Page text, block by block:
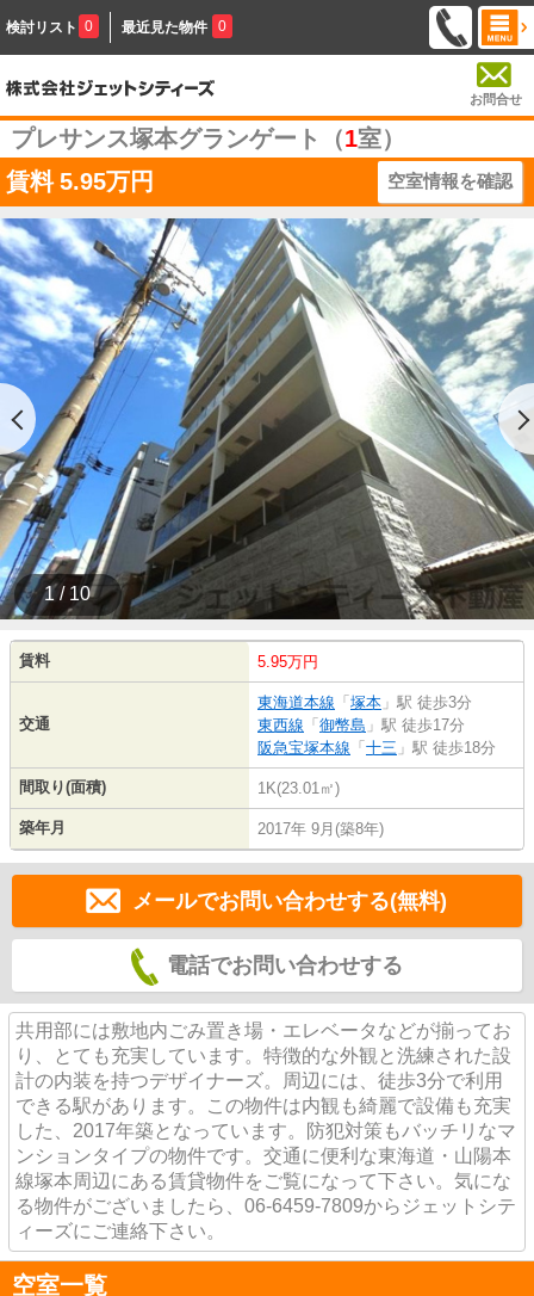
検討リスト 0 最近見た物件 0
お問合せ
プレサンス塚本グランゲート（1室）
賃料 5.95万円 空室情報を確認
1 / 10
賃料 5.95万円
交通
東海道本線 「 塚本 」駅 徒歩3分
東西線 「 御幣島 」駅 徒歩17分
阪急宝塚本線 「 十三 」駅 徒歩18分
間取り(面積) 1K(23.01㎡)
築年月 2017年 9月(築8年)
メールでお問い合わせする(無料)
電話でお問い合わせする
共用部には敷地内ごみ置き場・エレベータなどが揃ってお
り、とても充実しています。特徴的な外観と洗練された設
計の内装を持つデザイナーズ。周辺には、徒歩3分で利用
できる駅があります。この物件は内観も綺麗で設備も充実
した、2017年築となっています。防犯対策もバッチリなマ
ンションタイプの物件です。交通に便利な東海道・山陽本
線塚本周辺にある賃貸物件をご覧になって下さい。気にな
る物件がございましたら、06-6459-7809からジェットシテ
ィーズにご連絡下さい。
空室一覧